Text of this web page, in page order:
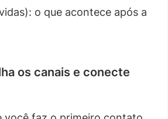
o que acontece após a
os canais e conecte